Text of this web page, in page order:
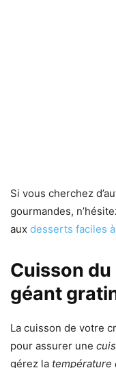
Si vous cherchez
gourmandes,
aux desserts faciles
Cuisson
géant
La cuisson de votre
pour assurer une
gérez la température